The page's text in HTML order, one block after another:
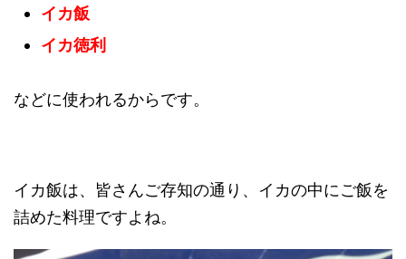
イカ飯
イカ徳利
などに使われるからです。
イカ飯は、皆さんご存知の通り、イカの中にご飯を
詰めた料理ですよね。